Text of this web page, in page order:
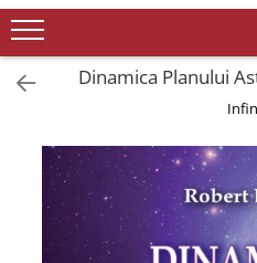
Seria Anton Parks
Seria David Icke
Seria Immanuel Velikovsky
Spiritualitate
Extratereștrii
Transformare spirituală
Dinamica Planului